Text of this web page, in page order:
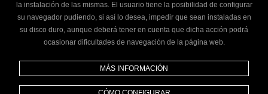
¿Eres un taller mecánico?
Escríbenos y te informaremos cómo formar parte de
la instalación de las mismas. El usuario tiene la posibilidad de configurar
su navegador pudiendo, si así lo desea, impedir que sean instaladas en
su disco duro, aunque deberá tener en cuenta que dicha acción podrá
ocasionar dificultades de navegación de la página web.
MÁS INFORMACIÓN